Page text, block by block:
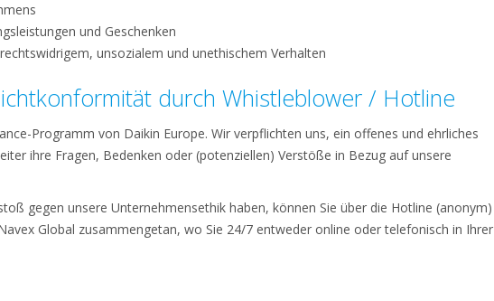
und Geschenken
unsozialem und unethischem Verhalten
durch Whistleblower / Hotline
Programm von Daikin Europe. Wir verpflichten uns, ein offenes und ehrliches
ihre Fragen, Bedenken oder (potenziellen) Verstöße in Bezug auf unsere
gegen unsere Unternehmensethik haben, können Sie über die Hotline (anonym)
Global zusammengetan, wo Sie 24/7 entweder online oder telefonisch in Ihrer